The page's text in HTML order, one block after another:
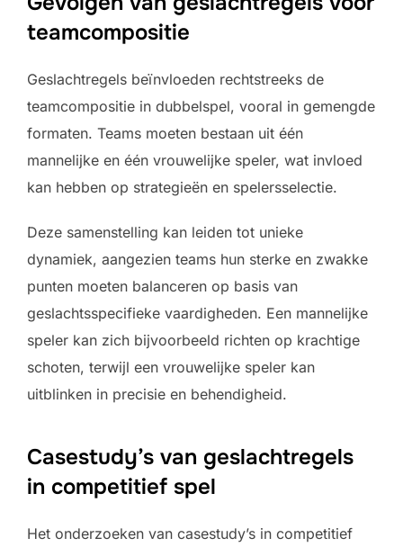
teamcompositie
Geslachtregels beïnvloeden rechtstreeks de
teamcompositie in dubbelspel, vooral in gemengde
formaten. Teams moeten bestaan uit één
mannelijke en één vrouwelijke speler, wat invloed
kan hebben op strategieën en spelersselectie.
Deze samenstelling kan leiden tot unieke
dynamiek, aangezien teams hun sterke en zwakke
punten moeten balanceren op basis van
geslachtsspecifieke vaardigheden. Een mannelijke
speler kan zich bijvoorbeeld richten op krachtige
schoten, terwijl een vrouwelijke speler kan
uitblinken in precisie en behendigheid.
Casestudy’s van geslachtregels
in competitief spel
Het onderzoeken van casestudy’s in competitief